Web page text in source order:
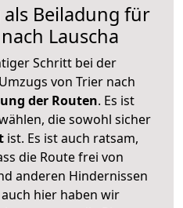
Beiladung für
Lauscha
Schritt bei der
von Trier nach
der Routen. Es ist
die sowohl sicher
ist. Es ist auch ratsam,
die Route frei von
anderen Hindernissen
hier haben wir